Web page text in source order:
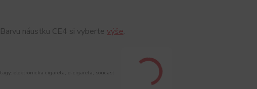
Barvu náustku CE4 si vyberte výše.
tagy: elektronicka cigareta, e-cigareta, soucast